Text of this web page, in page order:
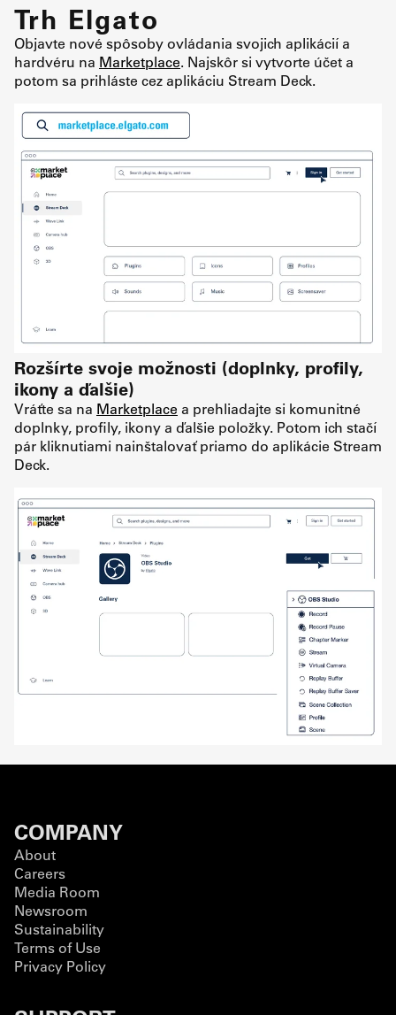
Trh Elgato
Objavte nové spôsoby ovládania svojich aplikácií a
hardvéru na Marketplace. Najskôr si vytvorte účet a
potom sa prihláste cez aplikáciu Stream Deck.
Rozšírte svoje možnosti (doplnky, profily,
ikony a ďalšie)
Vráťte sa na Marketplace a prehliadajte si komunitné
doplnky, profily, ikony a ďalšie položky. Potom ich stačí
pár kliknutiami nainštalovať priamo do aplikácie Stream
Deck.
COMPANY
About
Careers
Media Room
Newsroom
Sustainability
Terms of Use
Privacy Policy